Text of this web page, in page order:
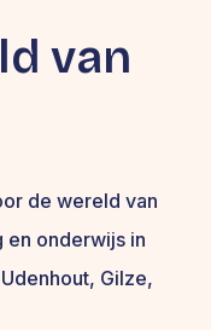
van
de wereld van
en onderwijs in
Gilze,